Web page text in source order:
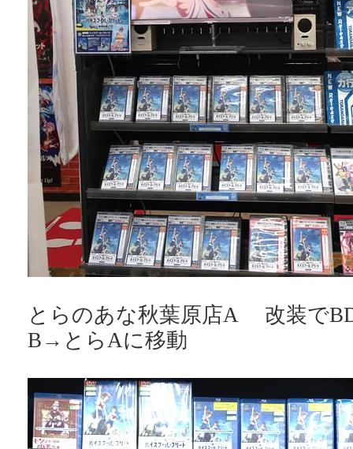
とらのあな秋葉原店A 改装で
B→とらAに移動